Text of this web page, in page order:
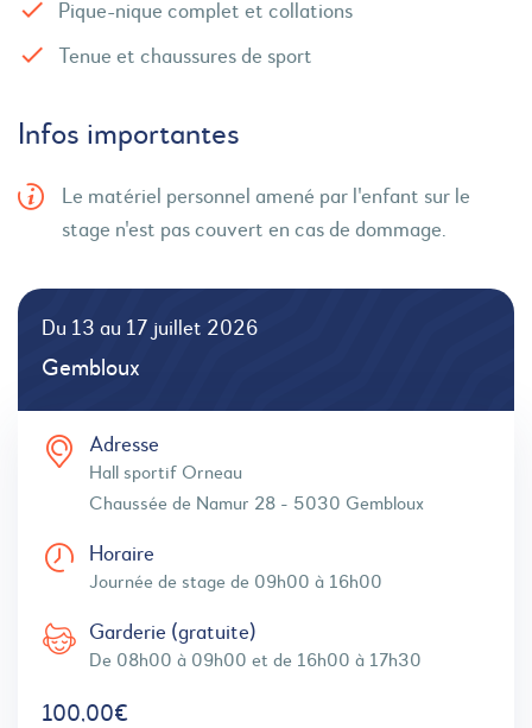
Pique-nique complet et collations
Tenue et chaussures de sport
Infos importantes
Le matériel personnel amené par l'enfant sur le
stage n'est pas couvert en cas de dommage.
Du 13 au 17 juillet 2026
Gembloux
Adresse
Hall sportif Orneau
Chaussée de Namur 28 - 5030 Gembloux
Horaire
Journée de stage de 09h00 à 16h00
Garderie (gratuite)
De 08h00 à 09h00 et de 16h00 à 17h30
100,00€